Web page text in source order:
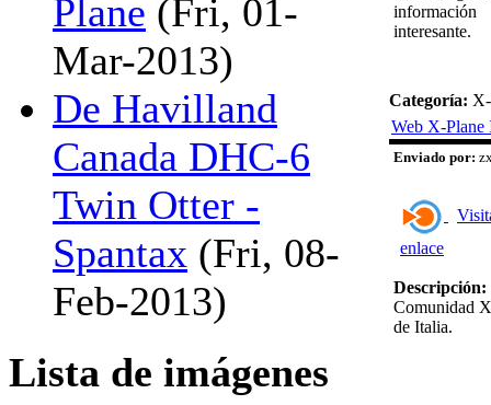
Plane (Fri, 01-
Mar-2013)
De Havilland
Canada DHC-6
Twin Otter -
Spantax (Fri, 08-
Feb-2013)
Lista de imágenes
información
interesante.
Categoría:
Web X-Plane
Enviado por:
enlace
Descripción:
Comunidad
de Italia.